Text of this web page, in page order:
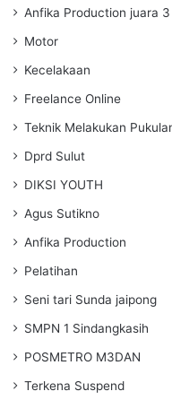
Anfika Production juara 3
Motor
Kecelakaan
Freelance Online
Teknik Melakukan
Dprd Sulut
DIKSI YOUTH
Agus Sutikno
Anfika Production
Pelatihan
Seni tari Sunda jaipong
SMPN 1 Sindangkasih
POSMETRO M3DAN
Terkena Suspend